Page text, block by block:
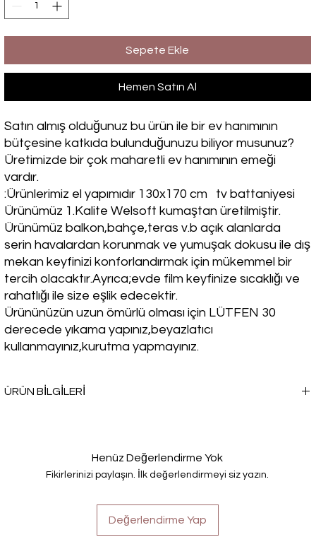
Sepete Ekle
Hemen Satın Al
Satın almış olduğunuz bu ürün ile bir ev hanımının
bütçesine katkıda bulunduğunuzu biliyor musunuz?
Üretimizde bir çok maharetli ev hanımının emeği
vardır.
:Ürünlerimiz el yapımıdır 130x170 cm tv battaniyesi
Ürünümüz 1.Kalite Welsoft kumaştan üretilmiştir.
Ürünümüz balkon,bahçe,teras v.b açık alanlarda
serin havalardan korunmak ve yumuşak dokusu ile dış
mekan keyfinizi konforlandırmak için mükemmel bir
tercih olacaktır.Ayrıca;evde film keyfinize sıcaklığı ve
rahatlığı ile size eşlik edecektir.
Ürününüzün uzun ömürlü olması için LÜTFEN 30
derecede yıkama yapınız,beyazlatıcı
kullanmayınız,kurutma yapmayınız.
ÜRÜN BİLGİLERİ
Henüz Değerlendirme Yok
Fikirlerinizi paylaşın. İlk değerlendirmeyi siz yazın.
Değerlendirme Yap